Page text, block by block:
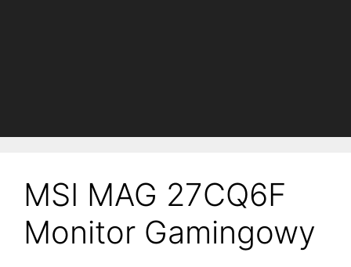
MSI MAG 27CQ6F
Monitor Gamingowy